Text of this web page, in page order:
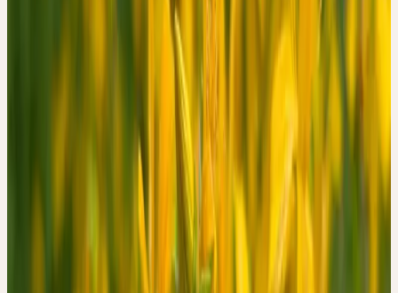
untersuchten Heilpflanzen der westlichen Medizin. Für
hochdosierte Trockenextrakte existiert eine breite Evidenzbasis:
Mehrere randomisierte kontrollierte Studien und systematische
Übersichtsarbeiten, darunter ein Cochrane Review, kommen zum
Schluss, dass sie bei leichten bis mittelschweren Depressionen mit
synthetischen Antidepressiva vergleichbar wirksam sind — bei
gleichzeitig günstigerem Nebenwirkungsprofil.
Weniger untersucht waren bisher niedrig dosierte Zubereitungen
wie Urtinkturen — also ethanolische Frischpflanzenextrakte, die
nach den Vorschriften des Homöopathischen Arzneibuchs (HAB)
hergestellt werden. Für die Ceres Hypericum Urtinktur lag bislang